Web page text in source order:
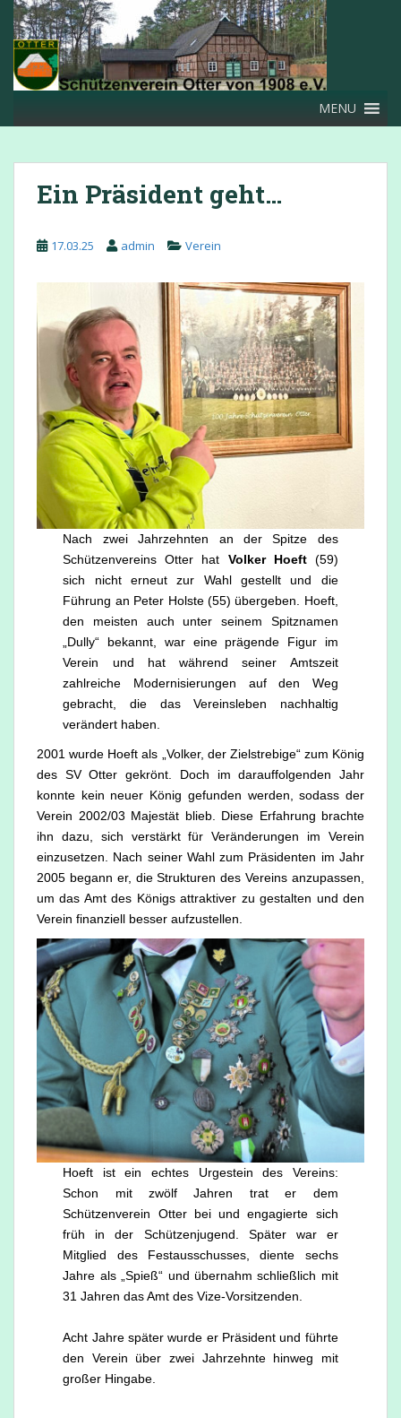
Skip to main content
MENU
Ein Präsident geht…
17.03.25 admin Verein
Nach zwei Jahrzehnten an der Spitze des
Schützenvereins Otter hat Volker Hoeft(59)
sich nicht erneut zur Wahl gestellt und die
Führung an Peter Holste (55) übergeben. Hoeft,
den meisten auch unter seinem Spitznamen
„Dully“ bekannt, war eine prägende Figur im
Verein und hat während seiner Amtszeit
zahlreiche Modernisierungen auf den Weg
gebracht, die das Vereinsleben nachhaltig
verändert haben.
2001 wurde Hoeft als „Volker, der Zielstrebige“ zum König
des SV Otter gekrönt. Doch im darauffolgenden Jahr
konnte kein neuer König gefunden werden, sodass der
Verein 2002/03 Majestät blieb. Diese Erfahrung brachte
ihn dazu, sich verstärkt für Veränderungen im Verein
einzusetzen. Nach seiner Wahl zum Präsidenten im Jahr
2005 begann er, die Strukturen des Vereins anzupassen,
um das Amt des Königs attraktiver zu gestalten und den
Verein finanziell besser aufzustellen.
Hoeft ist ein echtes Urgestein des Vereins:
Schon mit zwölf Jahren trat er dem
Schützenverein Otter bei und engagierte sich
früh in der Schützenjugend. Später war er
Mitglied des Festausschusses, diente sechs
Jahre als „Spieß“ und übernahm schließlich mit
31 Jahren das Amt des Vize-Vorsitzenden.
Acht Jahre später wurde er Präsident und führte
den Verein über zwei Jahrzehnte hinweg mit
großer Hingabe.